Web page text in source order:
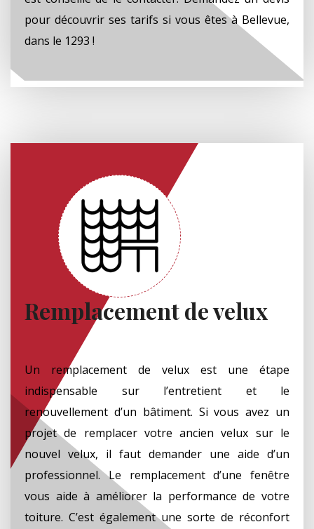
pour découvrir ses tarifs si vous êtes à Bellevue,
dans le 1293 !
Remplacement de velux
Un remplacement de velux est une étape
indispensable sur l’entretient et le
renouvellement d’un bâtiment. Si vous avez un
projet de remplacer votre ancien velux sur le
nouvel velux, il faut demander une aide d’un
professionnel. Le remplacement d’une fenêtre
vous aide à améliorer la performance de votre
toiture. C’est également une sorte de réconfort